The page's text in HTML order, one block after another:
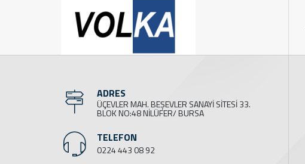
ADRES
ÜÇEVLER MAH. BEŞEVLER SANAYİ SİTESİ 33.
BLOK NO:48 NİLÜFER/ BURSA
TELEFON
0224 443 08 92